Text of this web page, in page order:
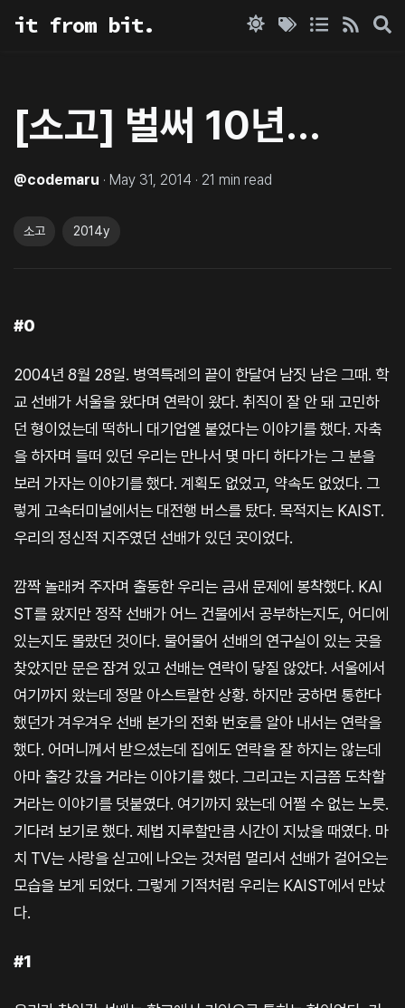
it from bit.
[소고] 벌써 10년…
@codemaru · May 31, 2014 · 21 min read
소고 2014y
#0
2004년 8월 28일. 병역특례의 끝이 한달여 남짓 남은 그때. 학
교 선배가 서울을 왔다며 연락이 왔다. 취직이 잘 안 돼 고민하
던 형이었는데 떡하니 대기업엘 붙었다는 이야기를 했다. 자축
을 하자며 들떠 있던 우리는 만나서 몇 마디 하다가는 그 분을
보러 가자는 이야기를 했다. 계획도 없었고, 약속도 없었다. 그
렇게 고속터미널에서는 대전행 버스를 탔다. 목적지는 KAIST.
우리의 정신적 지주였던 선배가 있던 곳이었다.
깜짝 놀래켜 주자며 출동한 우리는 금새 문제에 봉착했다. KAI
ST를 왔지만 정작 선배가 어느 건물에서 공부하는지도, 어디에
있는지도 몰랐던 것이다. 물어물어 선배의 연구실이 있는 곳을
찾았지만 문은 잠겨 있고 선배는 연락이 닿질 않았다. 서울에서
여기까지 왔는데 정말 아스트랄한 상황. 하지만 궁하면 통한다
했던가 겨우겨우 선배 본가의 전화 번호를 알아 내서는 연락을
했다. 어머니께서 받으셨는데 집에도 연락을 잘 하지는 않는데
아마 출강 갔을 거라는 이야기를 했다. 그리고는 지금쯤 도착할
거라는 이야기를 덧붙였다. 여기까지 왔는데 어쩔 수 없는 노릇.
기다려 보기로 했다. 제법 지루할만큼 시간이 지났을 때였다. 마
치 TV는 사랑을 싣고에 나오는 것처럼 멀리서 선배가 걸어오는
모습을 보게 되었다. 그렇게 기적처럼 우리는 KAIST에서 만났
다.
#1